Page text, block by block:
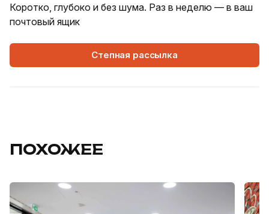
Коротко, глубоко и без шума. Раз в неделю — в ваш
почтовый ящик
Степная рассылка
ПОХОЖЕЕ